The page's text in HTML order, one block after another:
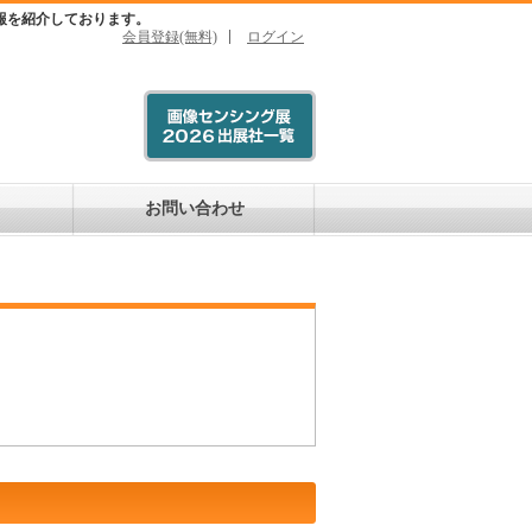
紹介しております。
会員登録(無料)
ログイン
お問い合わせ